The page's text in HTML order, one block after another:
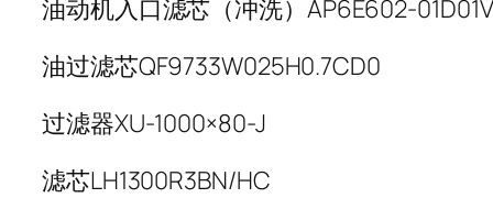
油动机入口滤芯（冲洗）AP6E602-
油过滤芯QF9733W025H0.7CD0
过滤器XU-1000×80-J
滤芯LH1300R3BN/HC